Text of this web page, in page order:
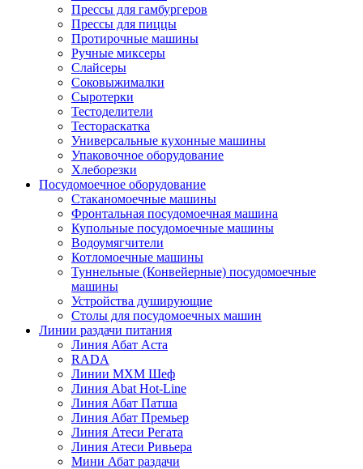
Прессы для гамбургеров
Прессы для пиццы
Протирочные машины
Ручные миксеры
Слайсеры
Соковыжималки
Сыротерки
Тестоделители
Тестораскатка
Универсальные кухонные машины
Упаковочное оборудование
Хлеборезки
Посудомоечное оборудование
Стаканомоечные машины
Фронтальная посудомоечная машина
Купольные посудомоечные машины
Водоумягчители
Котломоечные машины
Туннельные (Конвейерные) посудомоечные
машины
Устройства душирующие
Столы для посудомоечных машин
Линии раздачи питания
Линия Абат Аста
RADA
Линии МХМ Шеф
Линия Abat Hot-Line
Линия Абат Патша
Линия Абат Премьер
Линия Атеси Регата
Линия Атеси Ривьера
Мини Абат раздачи